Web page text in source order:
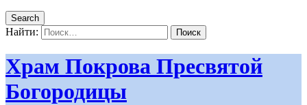
Search
Найти:
Храм Покрова Пресвятой
Богородицы